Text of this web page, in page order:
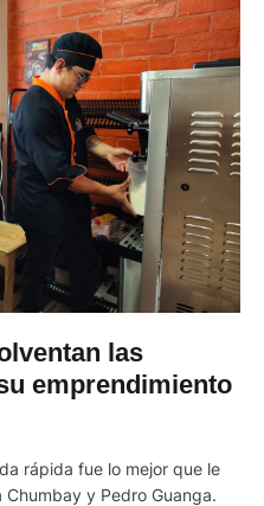
las
emprendimiento
rápida fue lo mejor que le
y Pedro Guanga.